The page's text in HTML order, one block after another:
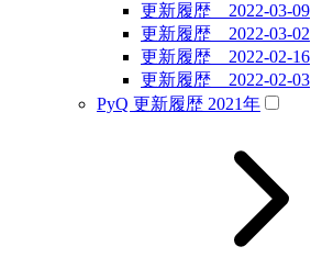
更新履歴 2022-03-09
更新履歴 2022-03-02
更新履歴 2022-02-16
更新履歴 2022-02-03
PyQ 更新履歴 2021年